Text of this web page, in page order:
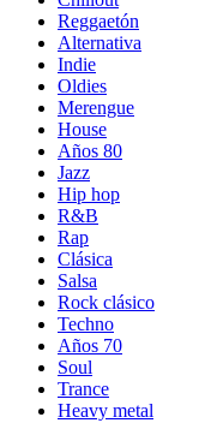
Reggaetón
Alternativa
Indie
Oldies
Merengue
House
Años 80
Jazz
Hip hop
R&B
Rap
Clásica
Salsa
Rock clásico
Techno
Años 70
Soul
Trance
Heavy metal